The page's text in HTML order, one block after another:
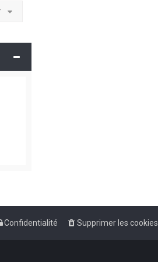
Supprimer les cookies
Confidentialité